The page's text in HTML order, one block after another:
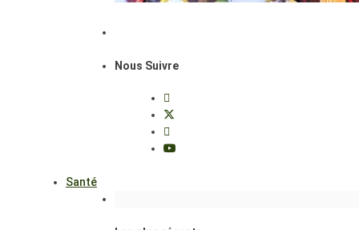
Nous Suivre
Santé